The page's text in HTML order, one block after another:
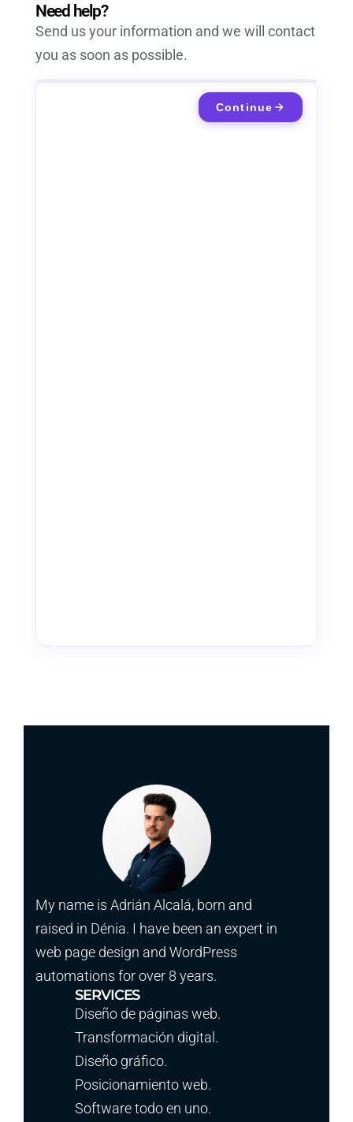
Need help?
Send us your information and we will contact
you as soon as possible.
Continue
My name is Adrián Alcalá, born and
raised in Dénia. I have been an expert in
web page design and WordPress
automations for over 8 years.
SERVICES
Diseño de páginas web.
Transformación digital.
Diseño gráfico.
Posicionamiento web.
Software todo en uno.